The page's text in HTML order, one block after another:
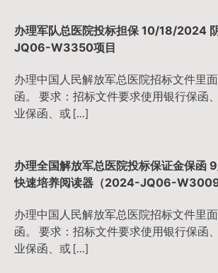
办理军队总医院投标担保 10/18/2024
JQ06-W3350项目
办理中国人民解放军总医院招标文件里
函。 要求：招标文件要求使用银行保函
业保函、或 […]
办理全国解放军总医院投标保证金保函
快速培养阅读器（2024-JQ06-
办理中国人民解放军总医院招标文件里
函。 要求：招标文件要求使用银行保函
业保函、或 […]